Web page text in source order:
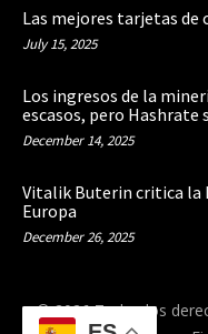
Las mejores tarjetas de
July 15, 2025
Los ingresos de la
escasos, pero Hashrate
December 14, 2025
Vitalik Buterin critica la
Europa
December 26, 2025
© 2026 Todos los